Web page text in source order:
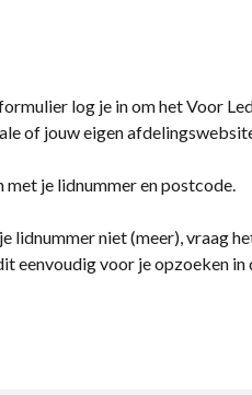
log je in om het Voor
of jouw eigen
met je lidnummer en postcode.
lidnummer niet (meer), vraag
eenvoudig voor je opzoeken